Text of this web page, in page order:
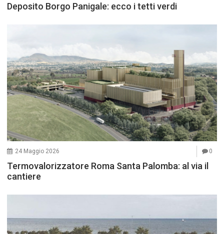
Deposito Borgo Panigale: ecco i tetti verdi
24 Maggio 2026 0
Termovalorizzatore Roma Santa Palomba: al via il
cantiere